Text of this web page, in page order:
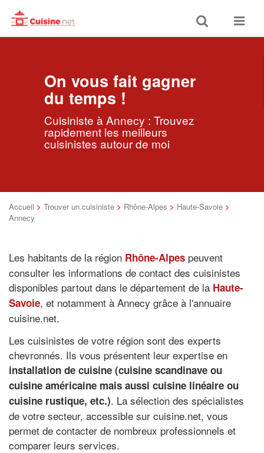
Toggle
search
Toggle
On vous fait gagner
du temps !
Cuisiniste à Annecy : Trouvez
rapidement les meilleurs
cuisinistes autour de moi
Accueil > Trouver un cuisiniste > Rhône-Alpes > Haute-Savoie >
Annecy
Les habitants de la région Rhône-Alpes peuvent
consulter les informations de contact des cuisinistes
disponibles partout dans le département de la Haute-
Savoie, et notamment à Annecy grâce à l'annuaire
cuisine.net.
Les cuisinistes de votre région sont des experts
chevronnés. Ils vous présentent leur expertise en
installation de cuisine (cuisine scandinave ou
cuisine américaine mais aussi cuisine linéaire ou
cuisine rustique, etc.). La sélection des spécialistes
de votre secteur, accessible sur cuisine.net, vous
permet de contacter de nombreux professionnels et
comparer leurs services.